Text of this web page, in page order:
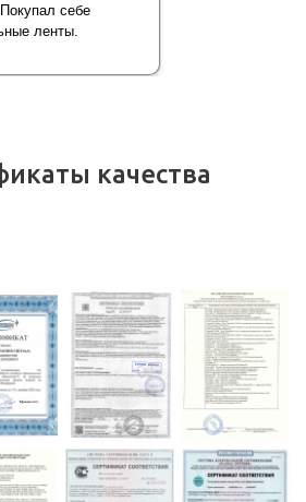
себе
ленты.
качества